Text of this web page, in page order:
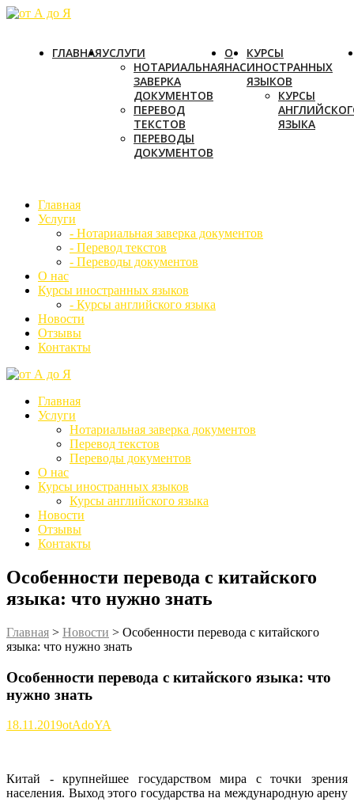
ГЛАВНАЯУСЛУГИ
НОТАРИАЛЬНАЯ
ЗАВЕРКА
ДОКУМЕНТОВ
ПЕРЕВОД
ТЕКСТОВ
ПЕРЕВОДЫ
ДОКУМЕНТОВ
О
НАС
КУРСЫ
ИНОСТРАННЫХ
ЯЗЫКОВ
КУРСЫ
ЯЗЫКА
Главная
Услуги
- Нотариальная заверка документов
- Перевод текстов
- Переводы документов
О нас
Курсы иностранных языков
- Курсы английского языка
Новости
Отзывы
Контакты
Главная
Услуги
Нотариальная заверка документов
Перевод текстов
Переводы документов
О нас
Курсы иностранных языков
Курсы английского языка
Новости
Отзывы
Контакты
Особенности перевода с китайского
языка: что нужно знать
Главная > Новости > Особенности перевода с китайского
языка: что нужно знать
Особенности перевода с китайского языка: что
нужно знать
18.11.2019otAdoYA
Китай - крупнейшее государством мира с точки зрения
населения. Выход этого государства на международную арену